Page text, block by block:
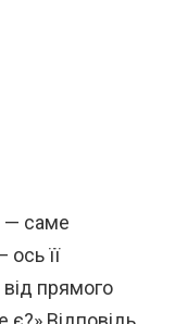
— саме
її
прямого